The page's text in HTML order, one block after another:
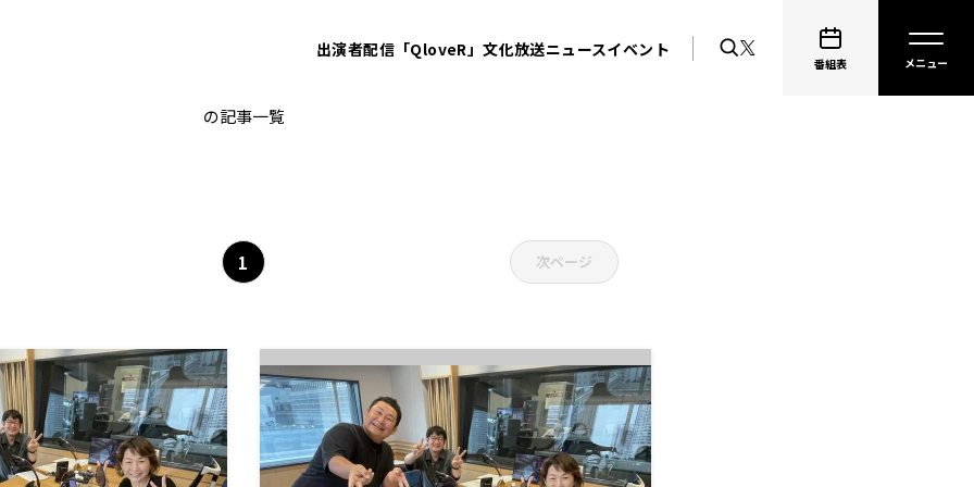
出演者配信「QloveR」文化放送ニュースイベント
番組表
オテンキのり
の記事一覧
1 次ページ